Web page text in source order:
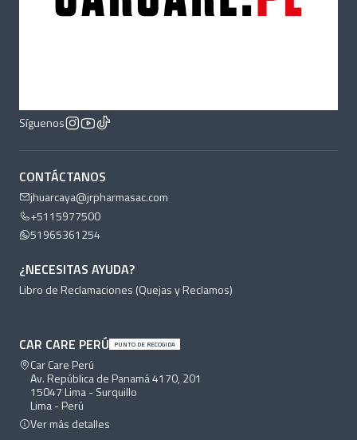
Síguenos
CONTÁCTANOS
jhuarcaya@jrpharmasac.com
+5115977500
51965361254
¿NECESITAS AYUDA?
Libro de Reclamaciones (Quejas y Reclamos)
CAR CARE PERÚ PUNTO DE RECOGIDA
Car Care Perú
Av. República de Panamá 4170, 201
15047 Lima - Surquillo
Lima - Perú
Ver más detalles